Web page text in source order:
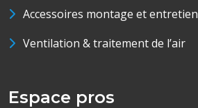
Accessoires montage et entretien
Ventilation & traitement de l’air
Espace pros